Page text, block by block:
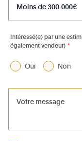
1050 - Ixelles
1070 - Anderlecht
1080 - Molenbeek-
1082 - Berchem-
Intéressé(e) par une
également vendeur) *
Oui Non